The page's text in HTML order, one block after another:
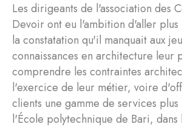
Les dirigeants de l'association des
Devoir ont eu l'ambition d'aller
la constatation qu'il manquait aux
connaissances en architecture leur
comprendre les contraintes
l'exercice de leur métier, voire
clients une gamme de services
l'École polytechnique de Bari,